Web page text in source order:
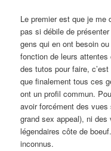
Le premier est que je me
pas si débile de
gens qui en ont besoin
fonction de leurs
des tutos pour faire,
que finalement tous ces
ont un profil commun.
avoir forcément des
grand sex appeal), ni
légendaires côte de
inconnus.